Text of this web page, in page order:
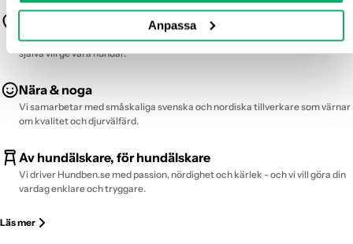
Anpassa
E-post:kundservice@hundben.se
Har du frågor eller funderingar? Vi är här för dig och ser fram emot
att höra av dig!
Alla produkter är testade, spårbara och fria från dolda ämnen - bara det vi
själva vill ge våra hundar.
Nära & noga
Vi samarbetar med småskaliga svenska och nordiska tillverkare som värnar
om kvalitet och djurvälfärd.
Av hundälskare, för hundälskare
Vi driver Hundben.se med passion, nördighet och kärlek - och vi vill göra din
vardag enklare och tryggare.
Läs mer